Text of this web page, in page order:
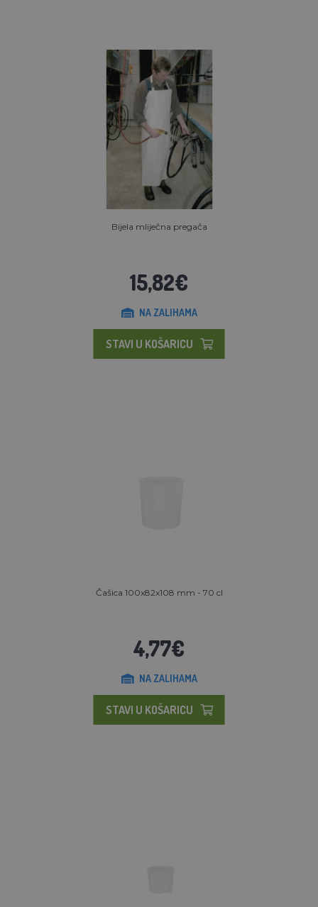
Bijela mliječna pregača
15,82€
NA ZALIHAMA
STAVI U KOŠARICU
Čašica 100x82x108 mm - 70 cl
4,77€
NA ZALIHAMA
STAVI U KOŠARICU